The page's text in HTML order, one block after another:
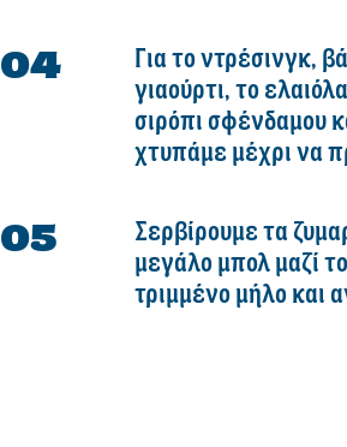
Για το ντρέσινγκ,
γιαούρτι, το
σιρόπι σφένδαμου
χτυπάμε μέχρι να
Σερβίρουμε τα
μεγάλο μπολ μαζί
τριμμένο μήλο και